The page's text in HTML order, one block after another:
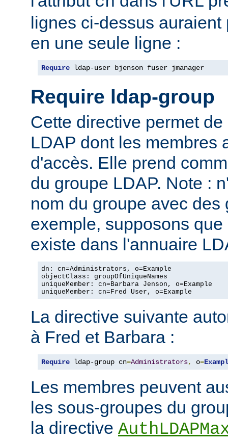
lignes ci-dessus
en une seule ligne :
Require ldap-user bjenson fuser jmanager
Require ldap-group
Cette directive permet
LDAP dont les membres
d'accès. Elle prend
du groupe LDAP. Note :
nom du groupe avec des
exemple, supposons
existe dans l'annuaire
dn: cn=Administrators, o=Example
objectClass: groupOfUniqueNames
uniqueMember: cn=Barbara Jenson, o=Example
uniqueMember: cn=Fred User, o=Example
La directive suivante
à Fred et Barbara :
Require ldap-group cn=Administrators, o=
Les membres peuvent
les sous-groupes du
la directive